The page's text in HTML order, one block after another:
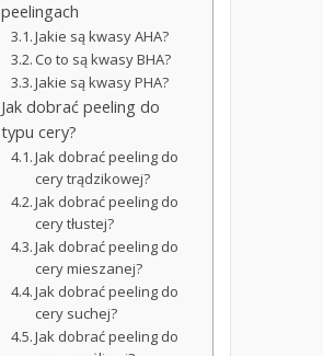
peelingach
Jakie są kwasy AHA?
Co to są kwasy BHA?
Jakie są kwasy PHA?
Jak dobrać peeling do
typu cery?
Jak dobrać peeling do
cery trądzikowej?
Jak dobrać peeling do
cery tłustej?
Jak dobrać peeling do
cery mieszanej?
Jak dobrać peeling do
cery suchej?
Jak dobrać peeling do